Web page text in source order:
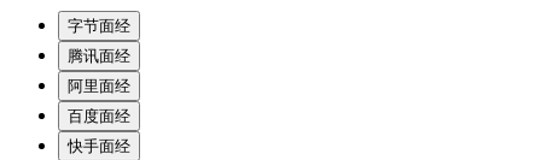
字节面经
腾讯面经
阿里面经
百度面经
快手面经